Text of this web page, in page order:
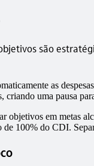
são
as
uma pausa
objetivos em metas
de 100% do CDI.